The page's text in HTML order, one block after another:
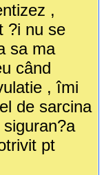
,
?i nu se
sa ma
când
, îmi
de sarcina
pt